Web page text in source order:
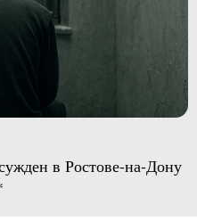
в Ростове-на-Дону